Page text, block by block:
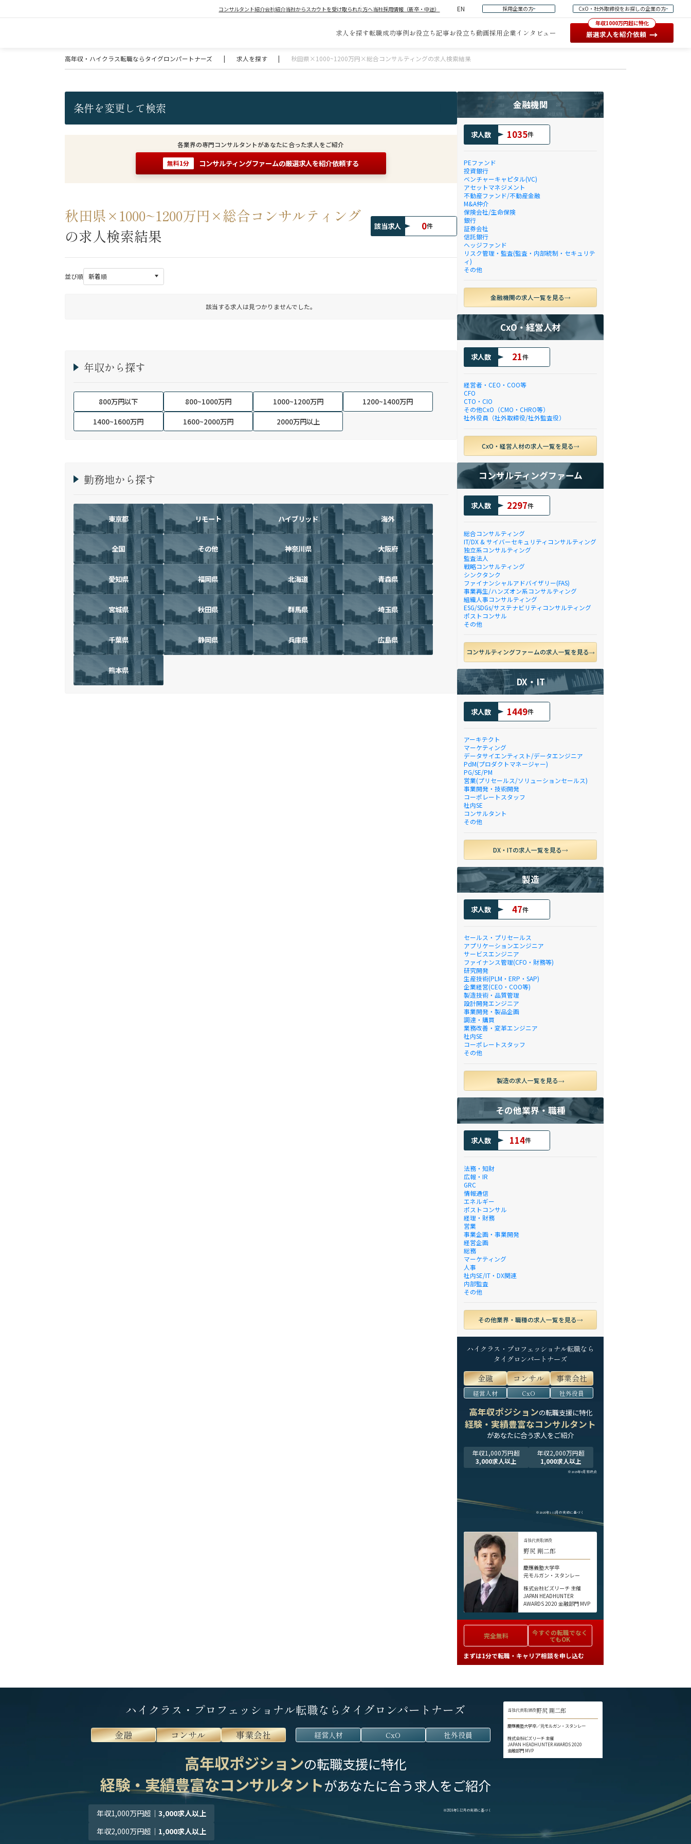
コンサルタント紹介会社紹介当社からスカウトを受け取られた方へ当社採用情報（新卒・中途） EN 採用企業の方 CxO・社外取締役をお探しの企業の方
求人を探す転職成功事例お役立ち記事お役立ち動画採用企業インタビュー
年収1000万円超に特化
厳選求人を紹介依頼 →
高年収・ハイクラス転職ならタイグロンパートナーズ | 求人を探す | 秋田県×1000~1200万円×総合コンサルティングの求人検索結果
条件を変更して検索
各業界の専門コンサルタントがあなたに合った求人をご紹介
無料1分 コンサルティングファームの厳選求人を紹介依頼する
秋田県×1000~1200万円×総合コンサルティング
の求人検索結果
該当求人 0件
並び順
該当する求人は見つかりませんでした。
年収から探す
800万円以下 800~1000万円 1000~1200万円
1200~1400万円
1400~1600万円
1600~2000万円 2000万円以上
勤務地から探す
東京都 リモート ハイブリッド 海外
全国 その他 神奈川県 大阪府
愛知県 福岡県 北海道 青森県
宮城県 秋田県 群馬県 埼玉県
千葉県 静岡県 兵庫県 広島県
熊本県
金融機関
求人数 1035件
PEファンド
投資銀行
ベンチャーキャピタル(VC)
アセットマネジメント
不動産ファンド/不動産金融
M&A仲介
保険会社/生命保険
銀行
証券会社
信託銀行
ヘッジファンド
リスク管理・監査(監査・内部統制・セキュリテ
ィ)
その他
金融機関の求人一覧を見る
CxO・経営人材
求人数 21件
経営者・CEO・COO等
CFO
CTO・CIO
その他CxO（CMO・CHRO等）
社外役員（社外取締役/社外監査役）
CxO・経営人材の求人一覧を見る
コンサルティングファーム
求人数 2297件
総合コンサルティング
IT/DX & サイバーセキュリティコンサルティング
独立系コンサルティング
監査法人
戦略コンサルティング
シンクタンク
ファイナンシャルアドバイザリー(FAS)
事業再生/ハンズオン系コンサルティング
組織人事コンサルティング
ESG/SDGs/サステナビリティコンサルティング
ポストコンサル
その他
コンサルティングファームの求人一覧を見る
DX・IT
求人数 1449件
アーキテクト
マーケティング
データサイエンティスト/データエンジニア
PdM(プロダクトマネージャー)
PG/SE/PM
営業(プリセールス/ソリューションセールス)
事業開発・技術開発
コーポレートスタッフ
社内SE
コンサルタント
その他
DX・ITの求人一覧を見る
製造
求人数 47件
セールス・プリセールス
アプリケーションエンジニア
サービスエンジニア
ファイナンス管理(CFO・財務等)
研究開発
生産技術(PLM・ERP・SAP)
企業経営(CEO・COO等)
製造技術・品質管理
設計開発エンジニア
事業開発・製品企画
調達・購買
業務改善・変革エンジニア
社内SE
コーポレートスタッフ
その他
製造の求人一覧を見る
その他業界・職種
求人数 114件
法務・知財
広報・IR
GRC
情報通信
エネルギー
ポストコンサル
経理・財務
営業
事業企画・事業開発
経営企画
総務
マーケティング
人事
社内SE/IT・DX関連
内部監査
その他
その他業界・職種の求人一覧を見る
ハイクラス・プロフェッショナル転職なら
タイグロンパートナーズ
金融 コンサル 事業会社
経営人材 CxO 社外役員
高年収ポジションの転職支援に特化
経験・実績豊富なコンサルタント
があなたに合う求人をご紹介
年収1,000万円超
3,000求人以上
年収2,000万円超
1,000求人以上
※2025年9月末時点
※2024年1-12月の実績に基づく
当社代表取締役
野尻 剛二郎
慶應義塾大学卒
元モルガン・スタンレー
株式会社ビズリーチ 主催
JAPAN HEADHUNTER
AWARDS 2020 金融部門 MVP
完全無料 今すぐの転職でなく
てもOK
まずは1分で転職・キャリア相談を申し込む
ハイクラス・プロフェッショナル転職ならタイグロンパートナーズ
金融 コンサル 事業会社 経営人材 CxO 社外役員
高年収ポジションの転職支援に特化
経験・実績豊富なコンサルタントがあなたに合う求人をご紹介
年収1,000万円超 ｜3,000求人以上
年収2,000万円超 ｜ 1,000求人以上
※2024年1-12月の実績に基づく
当社代表取締役野尻 剛二郎
慶應義塾大学卒／元モルガン・スタンレー
株式会社ビズリーチ 主催
JAPAN HEADHUNTER AWARDS 2020
金融部門 MVP